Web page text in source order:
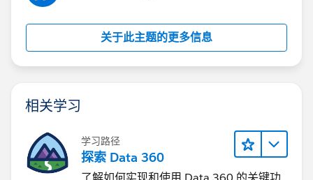
关于此主题的更多信息
相关学习
学习路径
探索 Data 360